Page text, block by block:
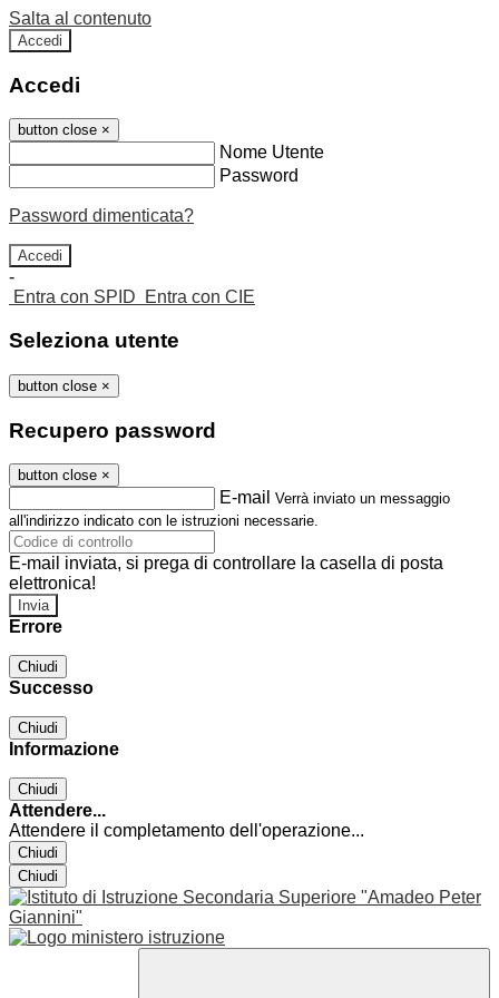
Salta al contenuto
Accedi
Accedi
button close ×
Nome Utente
Password
Password dimenticata?
-
Entra con SPID
Entra con CIE
Seleziona utente
button close ×
Recupero password
button close ×
E-mail Verrà inviato un messaggio
all'indirizzo indicato con le istruzioni necessarie.
E-mail inviata, si prega di controllare la casella di posta
elettronica!
Errore
Chiudi
Successo
Chiudi
Informazione
Chiudi
Attendere...
Attendere il completamento dell'operazione...
Chiudi
Chiudi